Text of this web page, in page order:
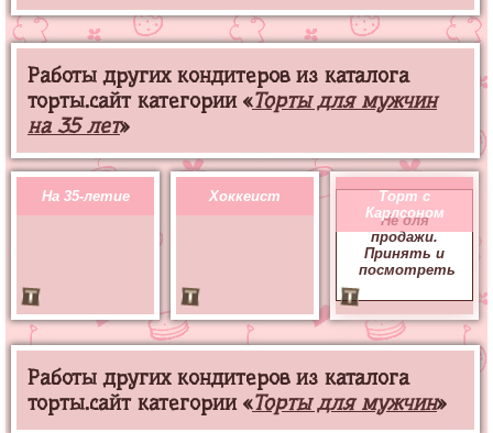
Работы других кондитеров из каталога
торты.сайт категории «Торты для мужчин
на 35 лет»
На 35-летие Хоккеист
Торт с
Карлсоном
Не для
продажи.
Принять и
посмотреть
Работы других кондитеров из каталога
торты.сайт категории «Торты для мужчин»